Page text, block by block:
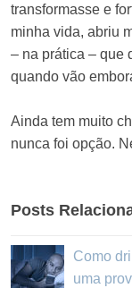
transformasse e
minha vida, abriu
– na prática – que
quando vão
Ainda tem muito
nunca foi opção.
Posts
Como
uma